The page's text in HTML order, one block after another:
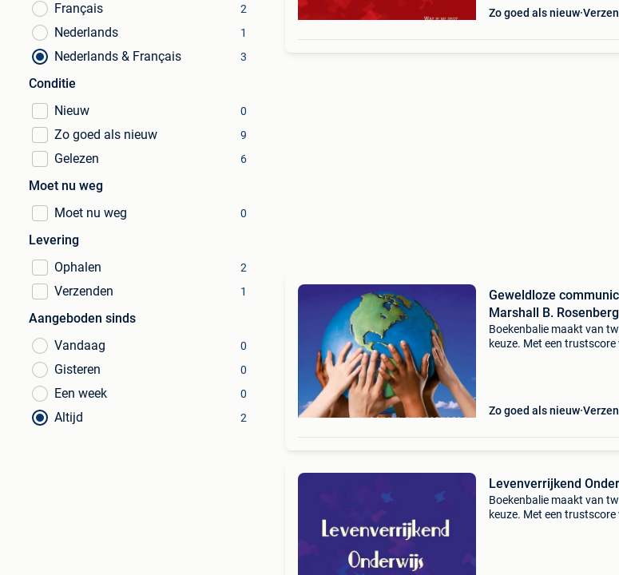
Français
2
Nederlands 1
Nederlands & Français 3
Conditie
Nieuw
0
Zo goed als nieuw 9
Gelezen 6
Moet nu weg
Moet nu weg
0
Levering
Ophalen
2
Verzenden 1
Aangeboden sinds
Vandaag
0
Gisteren 0
Een week 0
Altijd 2
Zo goed als nieuw
Geweldloze
Marshall B. Rosenberg
Boekenbalie maakt van
keuze. Met een
Zo goed als nieuw
Levenverrijkend
Boekenbalie maakt van
keuze. Met een